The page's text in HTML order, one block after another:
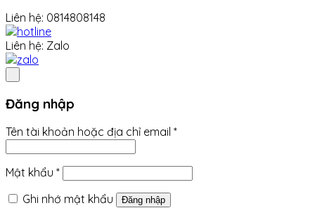
Liên hệ: 0814808148
Liên hệ: Zalo
Đăng nhập
Tên tài khoản hoặc địa chỉ email *Bắt
Mật khẩu *Bắt
Ghi nhớ mật khẩu
Đăng nhập